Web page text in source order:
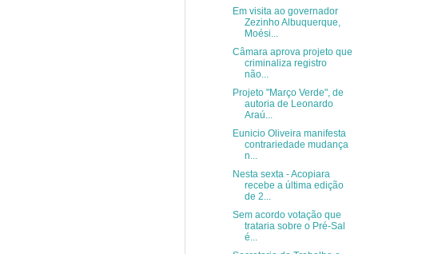
Em visita ao governador
Zezinho Albuquerque,
Moési...
Câmara aprova projeto que
criminaliza registro
não...
Projeto "Março Verde", de
autoria de Leonardo
Araú...
Eunicio Oliveira manifesta
contrariedade mudança
n...
Nesta sexta - Acopiara
recebe a última edição
de 2...
Sem acordo votação que
trataria sobre o Pré-Sal
é...